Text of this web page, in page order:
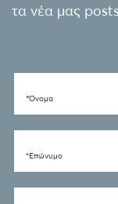
τα νέα μας posts
*Όνομα
*Eπώνυμο